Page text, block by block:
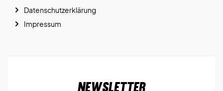
Datenschutzerklärung
Impressum
Newsletter